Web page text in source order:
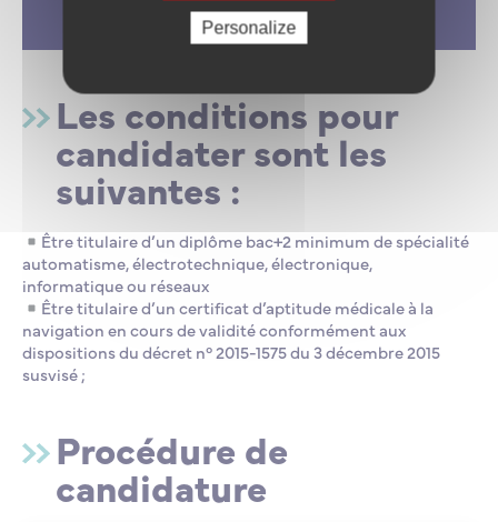
Les conditions pour
candidater sont les
suivantes :
Être titulaire d’un diplôme bac+2 minimum de spécialité
automatisme, électrotechnique, électronique,
informatique ou réseaux
Être titulaire d’un certificat d’aptitude médicale à la
navigation en cours de validité conformément aux
dispositions du décret n° 2015-1575 du 3 décembre 2015
susvisé ;
Procédure de
candidature
Personalize